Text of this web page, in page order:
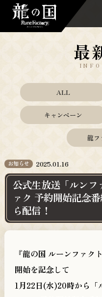
冒
舞＆里
登
製
店舗
最
ALL
キャンペーン
龍フ
お知らせ 2025.01.16
公式生放送「ルンフ
ァク 予約開始記念
ら配信！
『龍の国 ルーンファク
開始を記念して
1月22日(水)20時から「